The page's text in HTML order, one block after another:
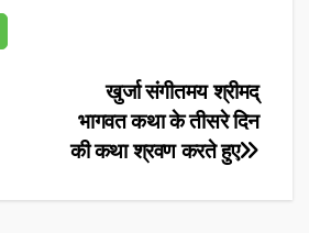
खुर्जा संगीतमय श्रीमद्
भागवत कथा के तीसरे दिन
की कथा श्रवण करते हुए